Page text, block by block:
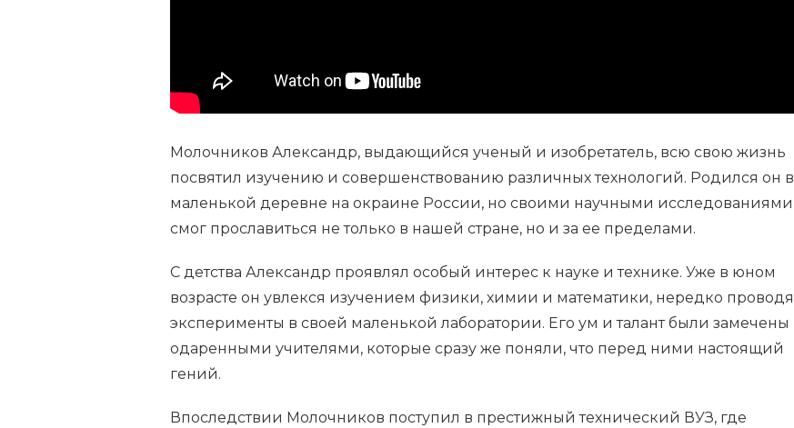
Молочников Александр, выдающийся ученый и изобретатель, всю свою жизнь
посвятил изучению и совершенствованию различных технологий. Родился он в
маленькой деревне на окраине России, но своими научными исследованиями
смог прославиться не только в нашей стране, но и за ее пределами.
С детства Александр проявлял особый интерес к науке и технике. Уже в юном
возрасте он увлекся изучением физики, химии и математики, нередко проводя
эксперименты в своей маленькой лаборатории. Его ум и талант были замечены
одаренными учителями, которые сразу же поняли, что перед ними настоящий
гений.
Впоследствии Молочников поступил в престижный технический ВУЗ, где